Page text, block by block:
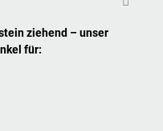
ziehend – unser
für: